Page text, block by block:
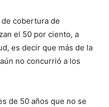
de cobertura de
el 50 por ciento, a
es decir que más de la
no concurrió a los
de 50 años que no se